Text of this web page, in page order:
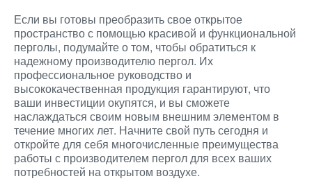
Если вы готовы преобразить свое открытое
пространство с помощью красивой и функциональной
перголы, подумайте о том, чтобы обратиться к
надежному производителю пергол. Их
профессиональное руководство и
высококачественная продукция гарантируют, что
ваши инвестиции окупятся, и вы сможете
наслаждаться своим новым внешним элементом в
течение многих лет. Начните свой путь сегодня и
откройте для себя многочисленные преимущества
работы с производителем пергол для всех ваших
потребностей на открытом воздухе.